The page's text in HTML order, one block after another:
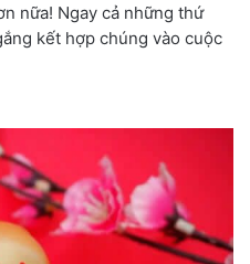
nữa! Ngay cả những thứ
kết hợp chúng vào cuộc